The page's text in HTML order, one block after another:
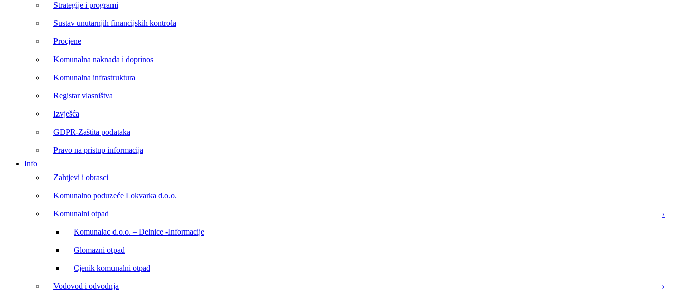
Strategije i programi
Sustav unutarnjih financijskih kontrola
Procjene
Komunalna naknada i doprinos
Komunalna infrastruktura
Registar vlasništva
Izvješća
GDPR-Zaštita podataka
Pravo na pristup informacija
Info
Zahtjevi i obrasci
Komunalno poduzeće Lokvarka d.o.o.
Komunalni otpad
Komunalac d.o.o. – Delnice -Informacije
Glomazni otpad
Cjenik komunalni otpad
Vodovod i odvodnja